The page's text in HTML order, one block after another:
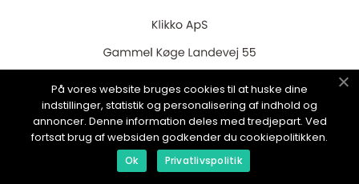
web: www.klikko.dk
På vores website bruges cookies til at huske dine
indstillinger, statistik og personalisering af indhold og
annoncer. Denne information deles med tredjepart. Ved
fortsat brug af websiden godkender du cookiepolitikken.
Ok Privatlivspolitik